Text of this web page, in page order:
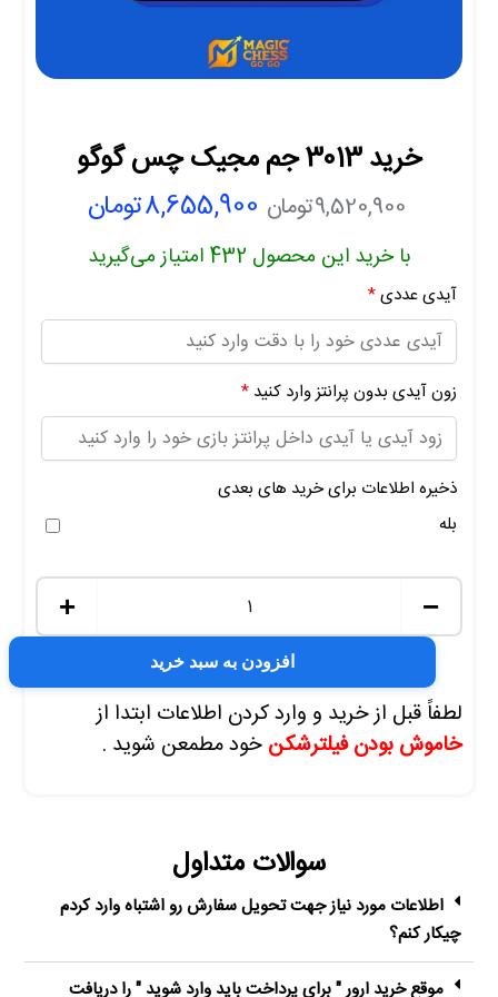
خرید 3013 جم مجیک چس گوگو
9,520,900تومان 8,655,900تومان
با خرید این محصول 432 امتیاز می‌گیرید
آیدی عددی*
زون آیدی بدون پرانتز وارد کنید *
ذخیره اطلاعات برای خرید های بعدی
بله
−
+
افزودن به سبد خرید
لطفاً قبل از خرید و وارد کردن اطلاعات ابتدا از
خاموش بودن فیلترشکن خود مطمعن شوید .
سوالات متداول
اطلاعات مورد نیاز جهت تحویل سفارش رو اشتباه وارد کردم
چیکار کنم؟
موقع خرید ارور " برای پرداخت باید وارد شوید " را دریافت